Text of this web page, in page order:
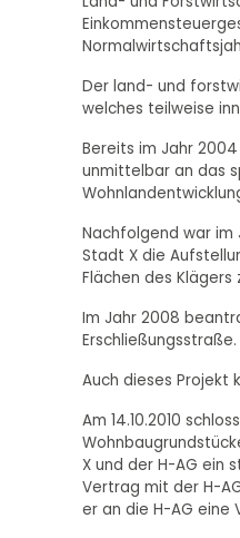
Der land- und
welches teilweise
Bereits im Jahr
unmittelbar an das
Nachfolgend war
Stadt X die
Flächen des
Im Jahr 2008
Auch dieses Projekt
Am 14.10.2010
X und der H-AG ein
Vertrag mit der H-
er an die H-AG eine